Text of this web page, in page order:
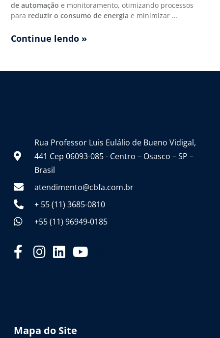
de automação e monitoramento, otimizando processos
para reduzir o consumo de energia e minimizar …
Continue lendo »
Rua Professor Luis Eulálio de Bueno Vidigal,
441 Cep 06093-085 - Centro – Osasco – SP –
Brasil
atendimento@cbfa.com.br
+ 55 (11) 3685-0810
+55 (11) 96949-0185
Mapa do Site